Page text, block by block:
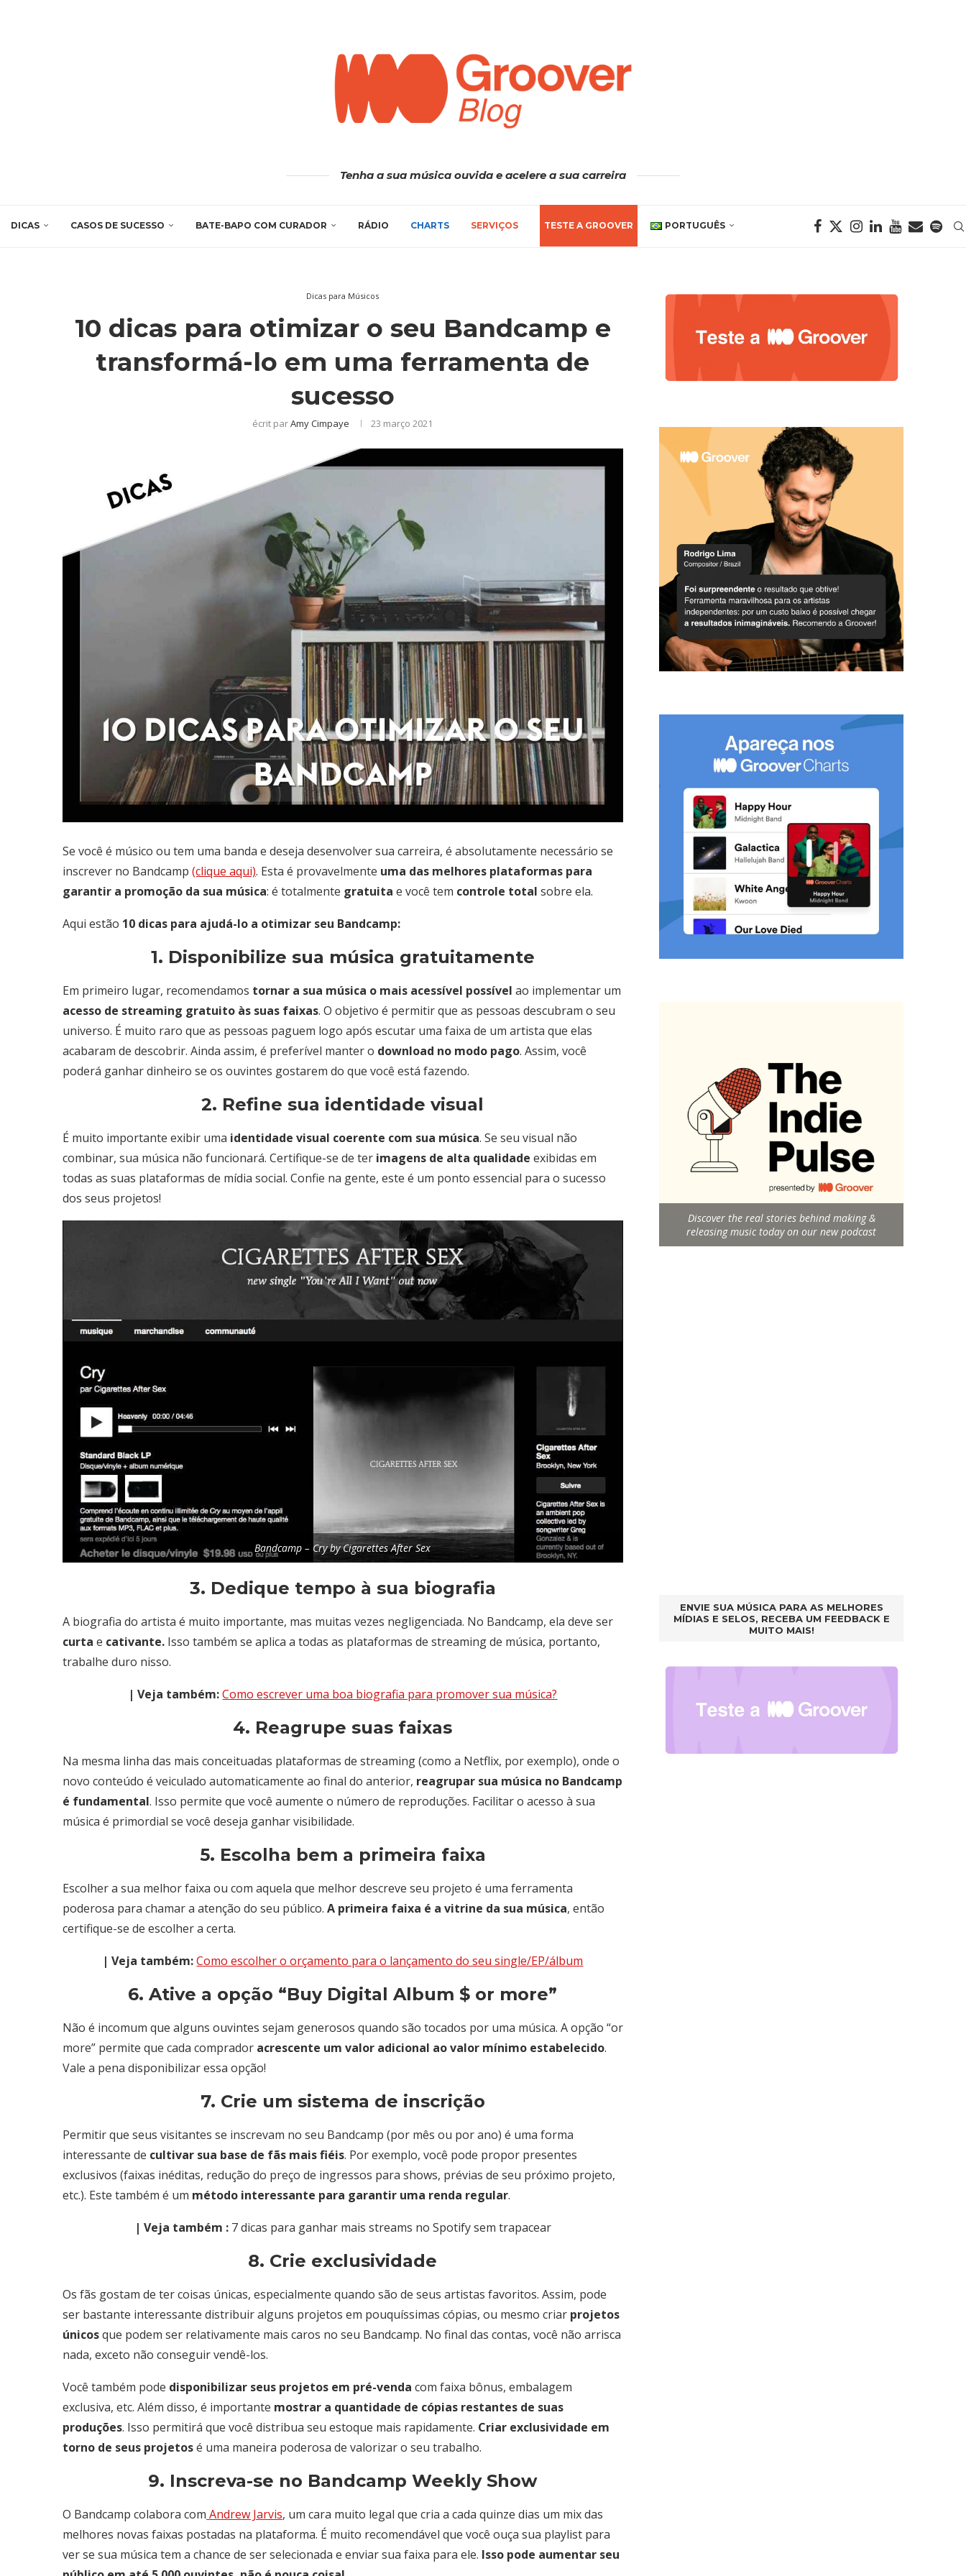
Tenha a sua música ouvida e acelere a sua carreira
DICAS CASOS DE SUCESSO BATE-BAPO COM CURADOR RÁDIO CHARTS SERVIÇOS TESTE A GROOVER PORTUGUÊS
Dicas para Músicos
10 dicas para otimizar o seu Bandcamp e
transformá-lo em uma ferramenta de
sucesso
écrit parAmy Cimpaye 23 março 2021
Se você é músico ou tem uma banda e deseja desenvolver sua carreira, é absolutamente necessário se
inscrever no Bandcamp (clique aqui). Esta é provavelmente uma das melhores plataformas para
garantir a promoção da sua música: é totalmente gratuita e você tem controle total sobre ela.
Aqui estão 10 dicas para ajudá-lo a otimizar seu Bandcamp:
1. Disponibilize sua música gratuitamente
Em primeiro lugar, recomendamos tornar a sua música o mais acessível possível ao implementar um
acesso de streaming gratuito às suas faixas. O objetivo é permitir que as pessoas descubram o seu
universo. É muito raro que as pessoas paguem logo após escutar uma faixa de um artista que elas
acabaram de descobrir. Ainda assim, é preferível manter o download no modo pago. Assim, você
poderá ganhar dinheiro se os ouvintes gostarem do que você está fazendo.
2. Refine sua identidade visual
É muito importante exibir uma identidade visual coerente com sua música. Se seu visual não
combinar, sua música não funcionará. Certifique-se de ter imagens de alta qualidade exibidas em
todas as suas plataformas de mídia social. Confie na gente, este é um ponto essencial para o sucesso
dos seus projetos!
Bandcamp – Cry by Cigarettes After Sex
3. Dedique tempo à sua biografia
A biografia do artista é muito importante, mas muitas vezes negligenciada. No Bandcamp, ela deve ser
curta e cativante. Isso também se aplica a todas as plataformas de streaming de música, portanto,
trabalhe duro nisso.
| Veja também: Como escrever uma boa biografia para promover sua música?
4. Reagrupe suas faixas
Na mesma linha das mais conceituadas plataformas de streaming (como a Netflix, por exemplo), onde o
novo conteúdo é veiculado automaticamente ao final do anterior, reagrupar sua música no Bandcamp
é fundamental. Isso permite que você aumente o número de reproduções. Facilitar o acesso à sua
música é primordial se você deseja ganhar visibilidade.
5. Escolha bem a primeira faixa
Escolher a sua melhor faixa ou com aquela que melhor descreve seu projeto é uma ferramenta
poderosa para chamar a atenção do seu público. A primeira faixa é a vitrine da sua música, então
certifique-se de escolher a certa.
| Veja também: Como escolher o orçamento para o lançamento do seu single/EP/álbum
6. Ative a opção “Buy Digital Album $ or more”
Não é incomum que alguns ouvintes sejam generosos quando são tocados por uma música. A opção “or
more” permite que cada comprador acrescente um valor adicional ao valor mínimo estabelecido.
Vale a pena disponibilizar essa opção!
7. Crie um sistema de inscrição
Permitir que seus visitantes se inscrevam no seu Bandcamp (por mês ou por ano) é uma forma
interessante de cultivar sua base de fãs mais fiéis. Por exemplo, você pode propor presentes
exclusivos (faixas inéditas, redução do preço de ingressos para shows, prévias de seu próximo projeto,
etc.). Este também é um método interessante para garantir uma renda regular.
| Veja também :7 dicas para ganhar mais streams no Spotify sem trapacear
8. Crie exclusividade
Os fãs gostam de ter coisas únicas, especialmente quando são de seus artistas favoritos. Assim, pode
ser bastante interessante distribuir alguns projetos em pouquíssimas cópias, ou mesmo criar projetos
únicosque podem ser relativamente mais caros no seu Bandcamp. No final das contas, você não arrisca
nada, exceto não conseguir vendê-los.
Você também pode disponibilizar seus projetos em pré-venda com faixa bônus, embalagem
exclusiva, etc. Além disso, é importante mostrar a quantidade de cópias restantes de suas
produções. Isso permitirá que você distribua seu estoque mais rapidamente. Criar exclusividade em
torno de seus projetosé uma maneira poderosa de valorizar o seu trabalho.
9. Inscreva-se no Bandcamp Weekly Show
O Bandcamp colabora com Andrew Jarvis, um cara muito legal que cria a cada quinze dias um mix das
melhores novas faixas postadas na plataforma. É muito recomendável que você ouça sua playlist para
ver se sua música tem a chance de ser selecionada e enviar sua faixa para ele. Isso pode aumentar seu
Discover the real stories behind making &
releasing music today on our new podcast
ENVIE SUA MÚSICA PARA AS MELHORES
MÍDIAS E SELOS, RECEBA UM FEEDBACK E
MUITO MAIS!